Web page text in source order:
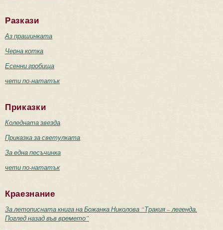
Разкази
Аз прашинката
Черна котка
Есенни гробища
чети по-нататък
Приказки
Коледната звезда
Приказка за светулката
За една песъчинка
чети по-нататък
Краезнание
За летописната книга на Божанка Николова “Тракия – легенда.
Поглед назад във времето”